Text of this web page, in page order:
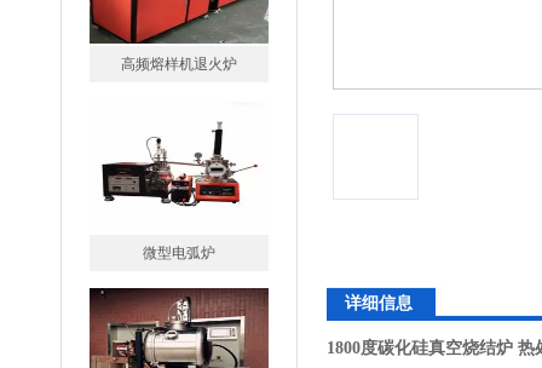
微型电弧炉
高腐蚀熔炼炉
详细信息
1800度碳化硅真空烧结炉 热